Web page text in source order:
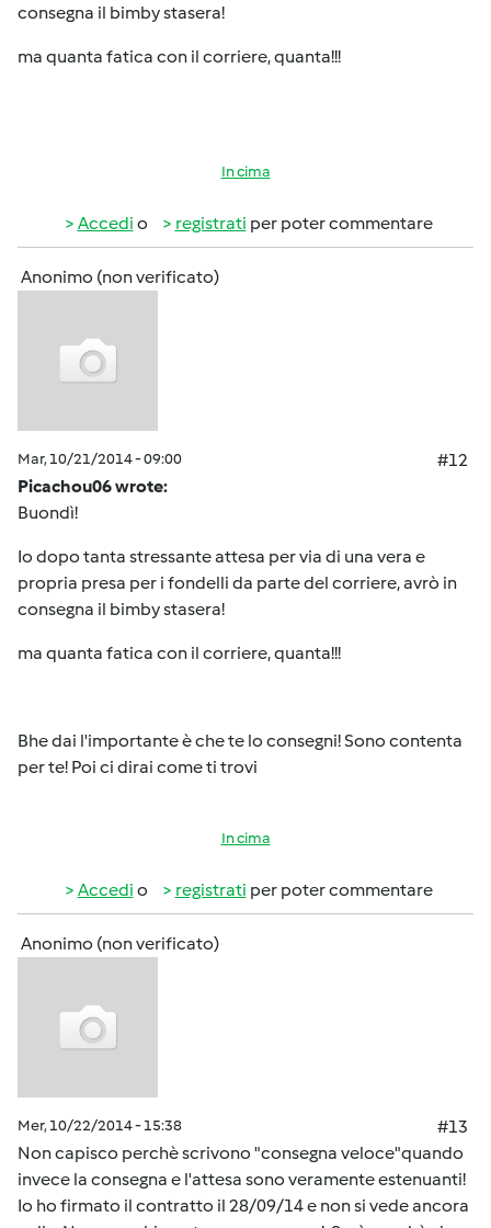
consegna il bimby stasera!
ma quanta fatica con il corriere, quanta!!!
In cima
Accedi o registrati per poter commentare
Anonimo (non verificato)
Mar, 10/21/2014 - 09:00
#12
Picachou06 wrote:
Buondì!
Io dopo tanta stressante attesa per via di una vera e
propria presa per i fondelli da parte del corriere, avrò in
consegna il bimby stasera!
ma quanta fatica con il corriere, quanta!!!
Bhe dai l'importante è che te lo consegni! Sono contenta
per te! Poi ci dirai come ti trovi
In cima
Accedi o registrati per poter commentare
Anonimo (non verificato)
Mer, 10/22/2014 - 15:38
#13
Non capisco perchè scrivono "consegna veloce"quando
invece la consegna e l'attesa sono veramente estenuanti!
Io ho firmato il contratto il 28/09/14 e non si vede ancora